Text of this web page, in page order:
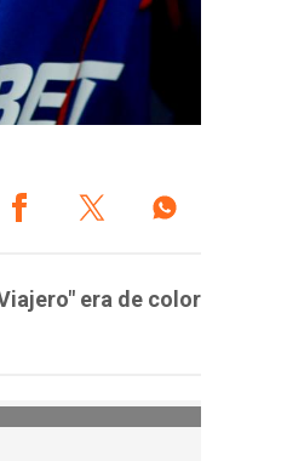
era de color